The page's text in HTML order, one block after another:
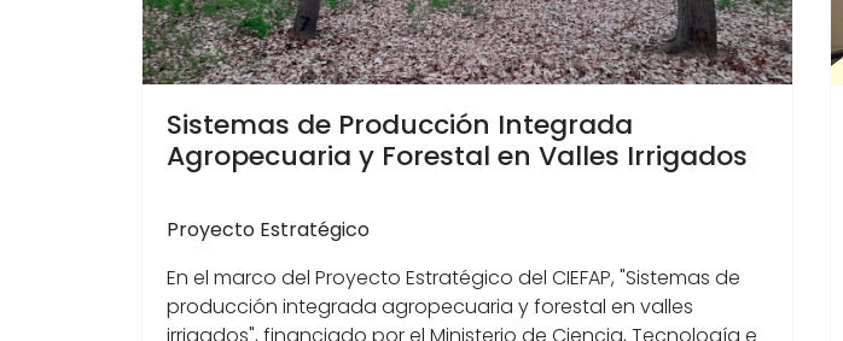
Sistemas de Producción Integrada
Agropecuaria y Forestal en Valles Irrigados
Proyecto Estratégico
En el marco del Proyecto Estratégico del CIEFAP, "Sistemas de
producción integrada agropecuaria y forestal en valles
irrigados", financiado por el Ministerio de Ciencia, Tecnología e